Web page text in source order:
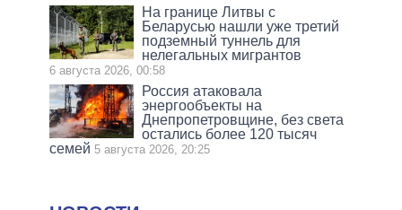
На границе Литвы с
Беларусью нашли уже третий
подземный туннель для
нелегальных мигрантов
6 августа 2026, 00:58
Россия атаковала
энергообъекты на
Днепропетровщине, без света
остались более 120 тысяч
семей 5 августа 2026, 20:25